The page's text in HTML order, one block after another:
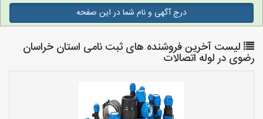
درج آگهی و نام شما در این صفحه
لیست آخرین فروشنده های ثبت نامی استان خراسان
رضوی در لوله اتصالات